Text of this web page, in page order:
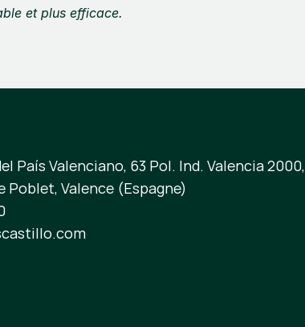
et plus efficace.
País Valenciano, 63 Pol. Ind. Valencia 2000,
Poblet, Valence (Espagne)